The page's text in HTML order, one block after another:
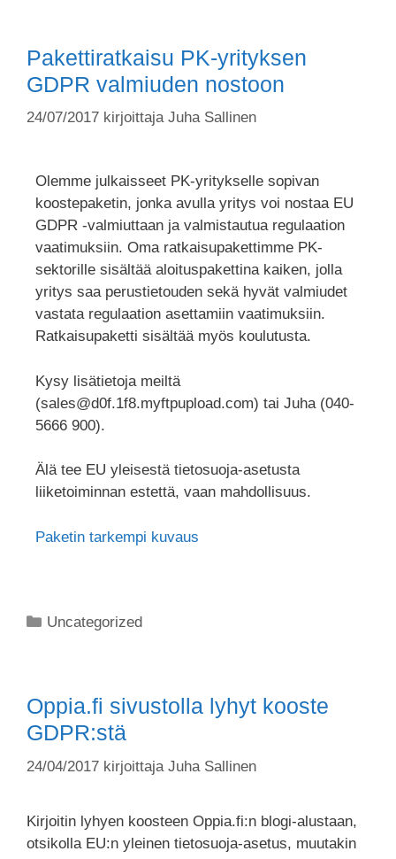
Pakettiratkaisu PK-yrityksen
GDPR valmiuden nostoon
24/07/2017 kirjoittaja Juha Sallinen
Olemme julkaisseet PK-yritykselle sopivan
koostepaketin, jonka avulla yritys voi nostaa EU
GDPR -valmiuttaan ja valmistautua regulaation
vaatimuksiin. Oma ratkaisupakettimme PK-
sektorille sisältää aloituspakettina kaiken, jolla
yritys saa perustietouden sekä hyvät valmiudet
vastata regulaation asettamiin vaatimuksiin.
Ratkaisupaketti sisältää myös koulutusta.
Kysy lisätietoja meiltä
(sales@d0f.1f8.myftpupload.com) tai Juha (040-
5666 900).
Älä tee EU yleisestä tietosuoja-asetusta
liiketoiminnan estettä, vaan mahdollisuus.
Paketin tarkempi kuvaus
Uncategorized
Oppia.fi sivustolla lyhyt kooste
GDPR:stä
24/04/2017 kirjoittaja Juha Sallinen
Kirjoitin lyhyen koosteen Oppia.fi:n blogi-alustaan,
otsikolla EU:n yleinen tietosuoja-asetus, muutakin